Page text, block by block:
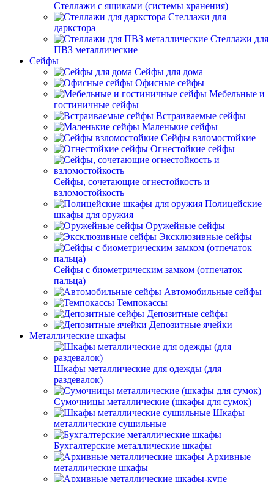
Стеллажи с ящиками (системы хранения)
Стеллажи для
даркстора
Стеллажи для
ПВЗ металлические
Сейфы
Сейфы для дома
Офисные сейфы
Мебельные и
гостиничные сейфы
Встраиваемые сейфы
Маленькие сейфы
Сейфы взломостойкие
Огнестойкие сейфы
Сейфы, сочетающие огнестойкость и
взломостойкость
Полицейские
шкафы для оружия
Оружейные сейфы
Эксклюзивные сейфы
Сейфы с биометрическим замком (отпечаток
пальца)
Автомобильные сейфы
Темпокассы
Депозитные сейфы
Депозитные ячейки
Металлические шкафы
Шкафы металлические для одежды (для
раздевалок)
Сумочницы металлические (шкафы для сумок)
Шкафы
металлические сушильные
Бухгалтерские металлические шкафы
Архивные
металлические шкафы